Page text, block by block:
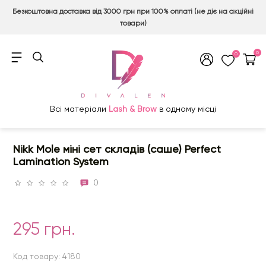
Безкоштовна доставка від 3000 грн при 100% оплаті (не діє на акційні
товари)
0 0
Всі матеріали Lash & Brow в одному місці
Nikk Mole міні сет складів (саше) Perfect
Lamination System
0
295 грн.
Код товару: 4180